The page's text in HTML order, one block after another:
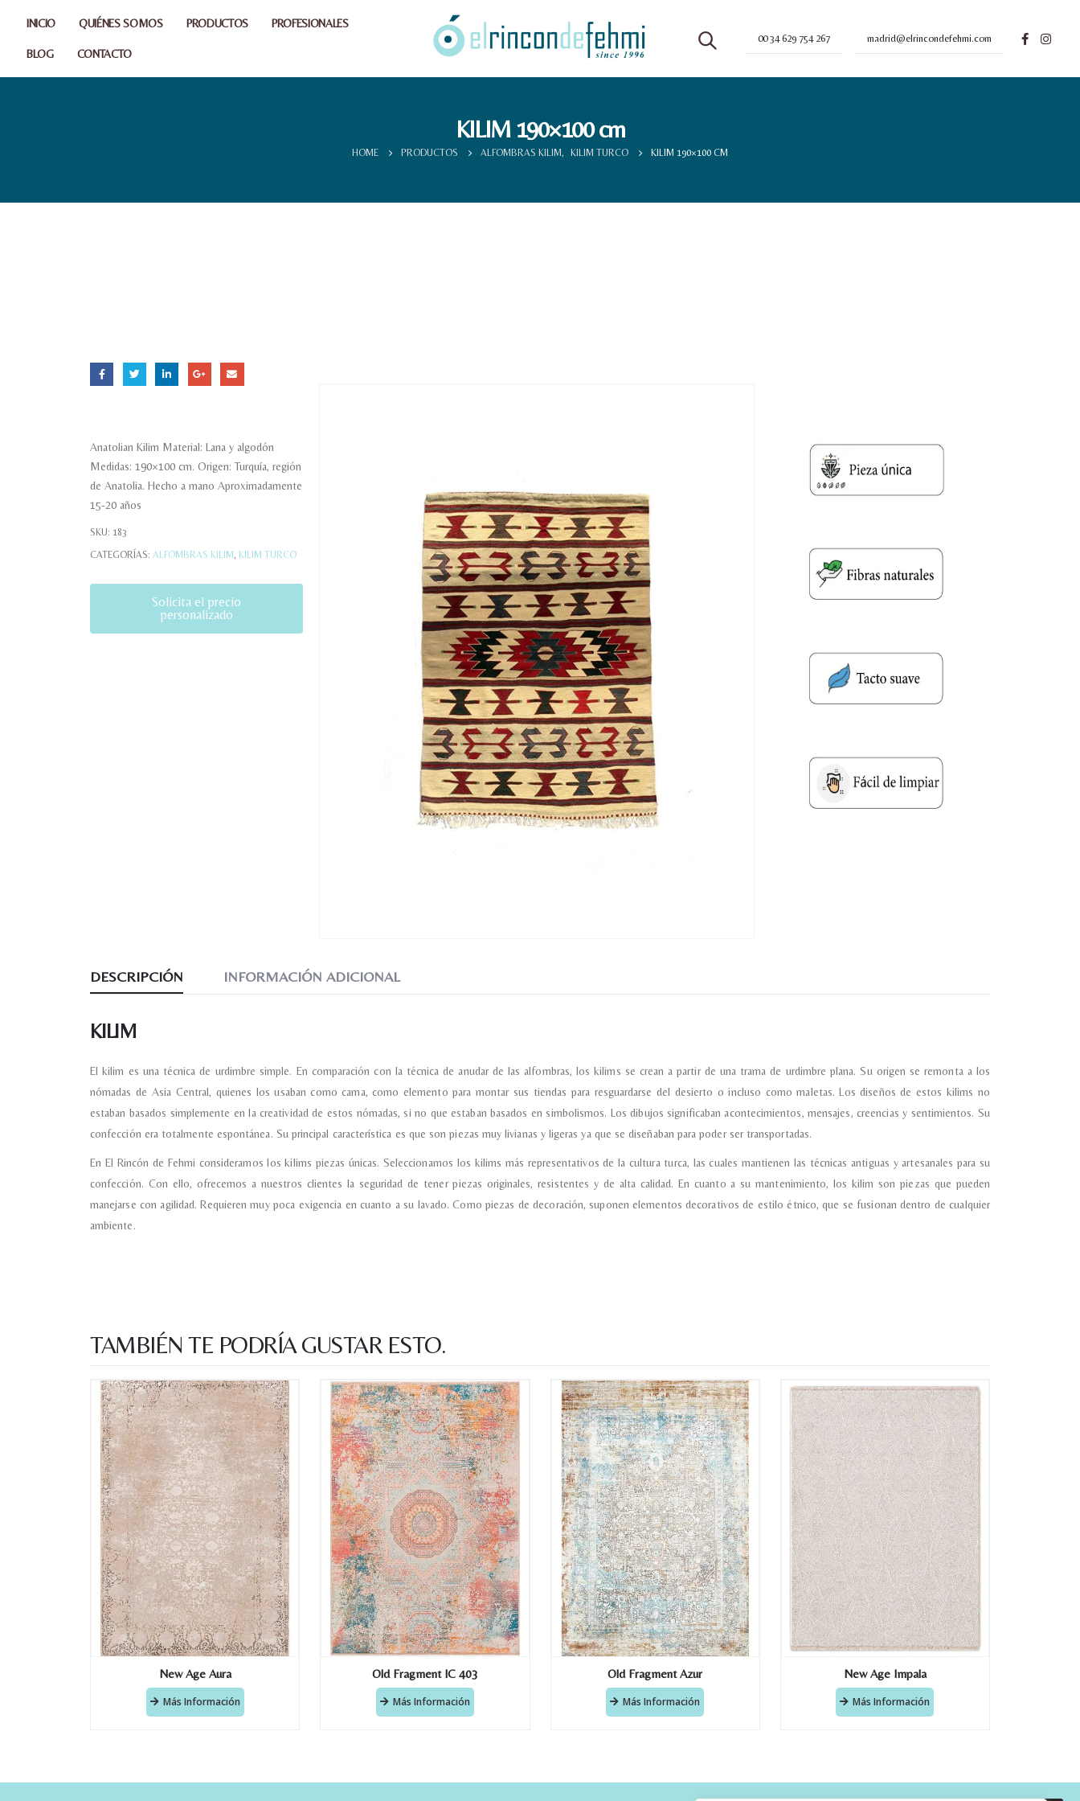
INICIO QUIÉNES SOMOS PRODUCTOS PROFESIONALES
BLOG CONTACTO
00 34 629 754 267 madrid@elrincondefehmi.com
KILIM 190×100 cm
HOME PRODUCTOS ALFOMBRAS KILIM, KILIM TURCO KILIM 190×100 CM
Anatolian Kilim Material: Lana y algodón
Medidas: 190×100 cm. Origen: Turquía, región
de Anatolia. Hecho a mano Aproximadamente
15-20 años
SKU: 183
CATEGORÍAS: ALFOMBRAS KILIM, KILIM TURCO
Solicita el precio
personalizado
DESCRIPCIÓN INFORMACIÓN ADICIONAL
KILIM
El kilim es una técnica de urdimbre simple. En comparación con la técnica de anudar de las alfombras, los kilims se crean a partir de una trama de urdimbre plana. Su origen se remonta a los
nómadas de Asia Central, quienes los usaban como cama, como elemento para montar sus tiendas para resguardarse del desierto o incluso como maletas. Los diseños de estos kilims no
estaban basados simplemente en la creatividad de estos nómadas, si no que estaban basados en simbolismos. Los dibujos significaban acontecimientos, mensajes, creencias y sentimientos. Su
confección era totalmente espontánea. Su principal característica es que son piezas muy livianas y ligeras ya que se diseñaban para poder ser transportadas.
En El Rincón de Fehmi consideramos los kilims piezas únicas. Seleccionamos los kilims más representativos de la cultura turca, las cuales mantienen las técnicas antiguas y artesanales para su
confección. Con ello, ofrecemos a nuestros clientes la seguridad de tener piezas originales, resistentes y de alta calidad. En cuanto a su mantenimiento, los kilim son piezas que pueden
manejarse con agilidad. Requieren muy poca exigencia en cuanto a su lavado. Como piezas de decoración, suponen elementos decorativos de estilo étnico, que se fusionan dentro de cualquier
ambiente.
TAMBIÉN TE PODRÍA GUSTAR ESTO.
New Age Aura
Más Información
Old Fragment IC 403
Más Información
Old Fragment Azur
Más Información
New Age Impala
Más Información
Acuerdo RGPD*
Doy mi consentimiento para que esta web almacene la información
que envío para que puedan responder a mi petición.
Recibir mi oferta